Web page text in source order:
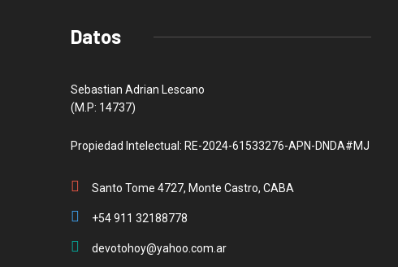
Datos
Sebastian Adrian Lescano
(M.P: 14737)
Propiedad Intelectual: RE-2024-61533276-APN-DNDA#MJ
Santo Tome 4727, Monte Castro, CABA
+54 911 32188778
devotohoy@yahoo.com.ar